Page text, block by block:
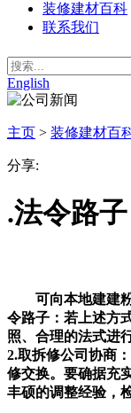
装修建材百科
联系我们
English
主页 > 装修建材百
分享:
.法令路
可向本地建建粉
令路子：若上述方
照、合理的法式进
2.取拆修公司协商
修交换。要确据充
丰硕的调整经验，